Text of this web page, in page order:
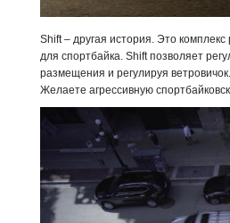
Shift – другая история. Это
для спортбайка. Shift позволяет
размещения и регулируя
Желаете агрессивную